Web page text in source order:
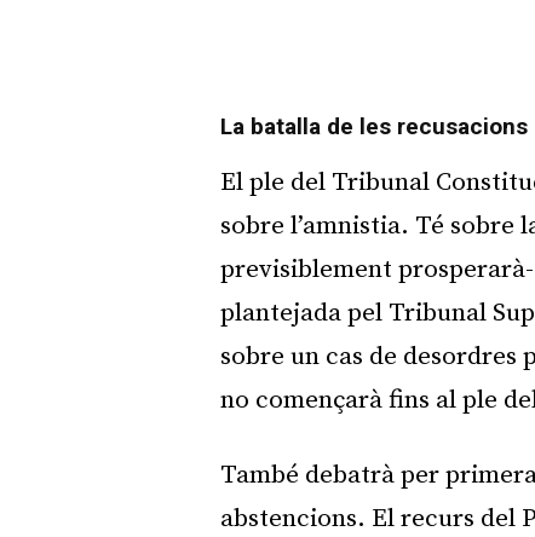
La batalla de les recusacions
El ple del Tribunal
sobre l’amnistia. Té sobre
previsiblement
plantejada pel Tribunal
sobre un cas de desordres
no començarà fins al ple
També debatrà per
abstencions. El recurs del